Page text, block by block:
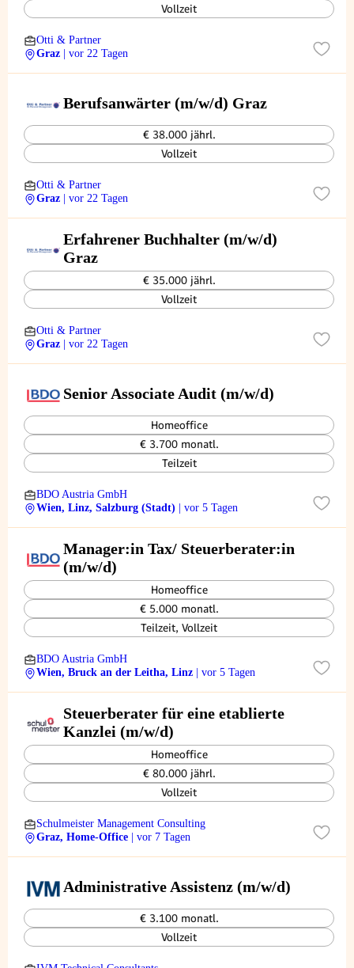
Vollzeit
Otti & Partner
Graz
| vor 22 Tagen
Berufsanwärter (m/w/d) Graz
€ 38.000 jährl.
Vollzeit
Otti & Partner
Graz
| vor 22 Tagen
Erfahrener Buchhalter (m/w/d)
Graz
€ 35.000 jährl.
Vollzeit
Otti & Partner
Graz
| vor 22 Tagen
Senior Associate Audit (m/w/d)
Homeoffice
€ 3.700 monatl.
Teilzeit
BDO Austria GmbH
Wien, Linz, Salzburg (Stadt)
| vor 5 Tagen
Manager:in Tax/ Steuerberater:in
(m/w/d)
Homeoffice
€ 5.000 monatl.
Teilzeit, Vollzeit
BDO Austria GmbH
Wien, Bruck an der Leitha, Linz
| vor 5 Tagen
Steuerberater für eine etablierte
Kanzlei (m/w/d)
Homeoffice
€ 80.000 jährl.
Vollzeit
Schulmeister Management Consulting
Graz, Home-Office
| vor 7 Tagen
Administrative Assistenz (m/w/d)
€ 3.100 monatl.
Vollzeit